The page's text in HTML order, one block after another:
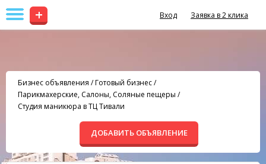
+ Вход Заявка в 2 клика
Бизнес объявления /Готовый бизнес/
Парикмахерские, Салоны, Соляные пещеры /
Студия маникюра в ТЦ Тивали
ДОБАВИТЬ ОБЪЯВЛЕНИЕ